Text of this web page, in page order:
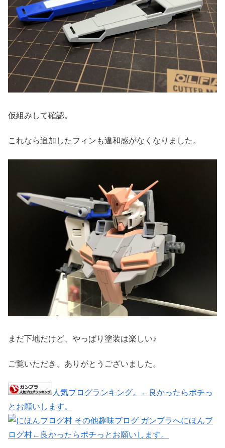
仮組みして確認。
これなら追加したフィンも違和感がなくなりました。
まだ下地だけど、やっぱり塗装は楽しい♪
ご覧いただき、ありがとうございました。
人気ブログランキング。←良かったらポチっ
とお願いします。
にほんブ
ログ村←良かったらポチっとお願いします。